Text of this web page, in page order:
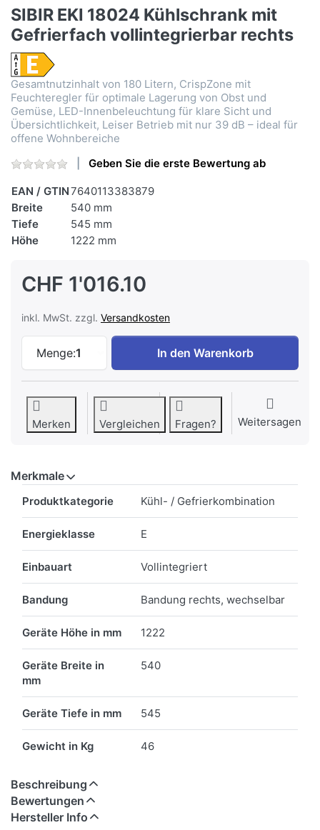
SIBIR EKI 18024 Kühlschrank mit
Gefrierfach vollintegrierbar rechts
Gesamtnutzinhalt von 180 Litern, CrispZone mit
Feuchteregler für optimale Lagerung von Obst und
Gemüse, LED-Innenbeleuchtung für klare Sicht und
Übersichtlichkeit, Leiser Betrieb mit nur 39 dB – ideal für
offene Wohnbereiche
Geben Sie die erste Bewertung ab
EAN / GTIN7640113383879
Breite
540 mm
Tiefe
545 mm
Höhe
1222 mm
CHF 1'016.10
inkl. MwSt. zzgl. Versandkosten
Menge:1
SIBIR EKI 18024 Kühlschrank mit
In den Warenkorb
Merken Vergleichen Fragen? Weitersagen
Merkmale
Produktkategorie Kühl- / Gefrierkombination
Energieklasse E
Einbauart Vollintegriert
Bandung Bandung rechts, wechselbar
Geräte Höhe in mm 1222
Geräte Breite in
mm
540
Geräte Tiefe in mm 545
Gewicht in Kg 46
Beschreibung
Bewertungen
Hersteller Info